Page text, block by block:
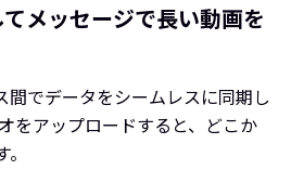
メッセージで長い動画を
でデータをシームレスに同期し
をアップロードすると、どこか